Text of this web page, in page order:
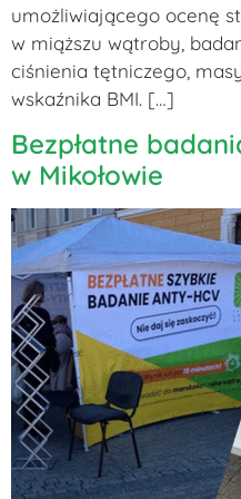
umożliwiającego ocenę
w miąższu wątroby,
ciśnienia tętniczego,
wskaźnika BMI. […]
Bezpłatne
w Mikołowie